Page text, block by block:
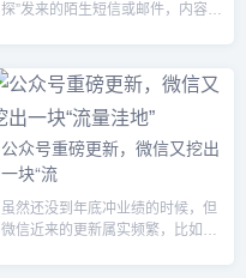
探”发来的陌生短信或邮件，内容附
公众号重磅更新，微信又挖出
一块“流
虽然还没到年底冲业绩的时候，但
微信近来的更新属实频繁，比如这